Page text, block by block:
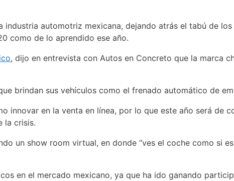
industria automotriz mexicana, dejando atrás el tabú de
como de lo aprendido ese año.
, dijo en entrevista con Autos en Concreto que la marca
brindan sus vehículos como el frenado automático de
innovar en la venta en línea, por lo que este año será de
la crisis.
un show room virtual, en donde “ves el coche como si
en el mercado mexicano, ya que ha ido ganando